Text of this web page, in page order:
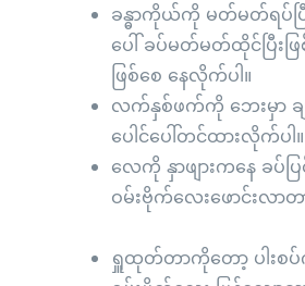
ခန္ဓာကိုယ်ကို မတ်မတ်ရပ်ပ
ပေါ် ခပ်မတ်မတ်ထိုင်ပြီးဖြ
ဖြစ်စေ နေလိုက်ပါ။
လက်နှစ်ဖက်ကို ဘေးမှာ ချ
ပေါင်ပေါ်တင်ထားလိုက်ပါ။
လေကို နှာဖျားကနေ ခပ်ပြ
ဝမ်းဗိုက်လေးဖောင်းလ
ရှူထုတ်တာကိုတော့ ပါးစ